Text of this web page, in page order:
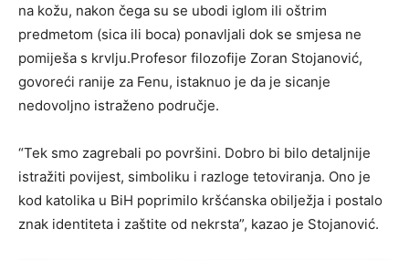
na kožu, nakon čega su se ubodi iglom ili oštrim
predmetom (sica ili boca) ponavljali dok se smjesa ne
pomiješa s krvlju.Profesor filozofije Zoran Stojanović,
govoreći ranije za Fenu, istaknuo je da je sicanje
nedovoljno istraženo područje.
“Tek smo zagrebali po površini. Dobro bi bilo detaljnije
istražiti povijest, simboliku i razloge tetoviranja. Ono je
kod katolika u BiH poprimilo kršćanska obilježja i postalo
znak identiteta i zaštite od nekrsta”, kazao je Stojanović.